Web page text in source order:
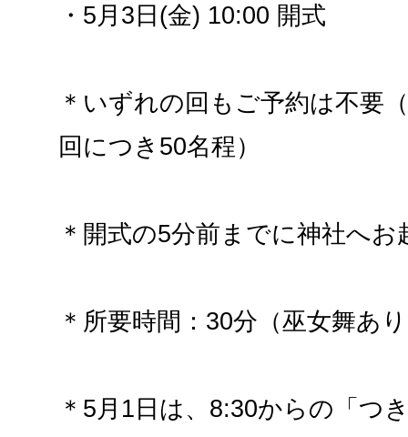
・5月3日(金) 10:00 開式
＊いずれの回もご予約は不要
回につき50名程）
＊開式の5分前までに神社へ
＊所要時間：30分（巫女舞あ
＊5月1日は、8:30からの「つ